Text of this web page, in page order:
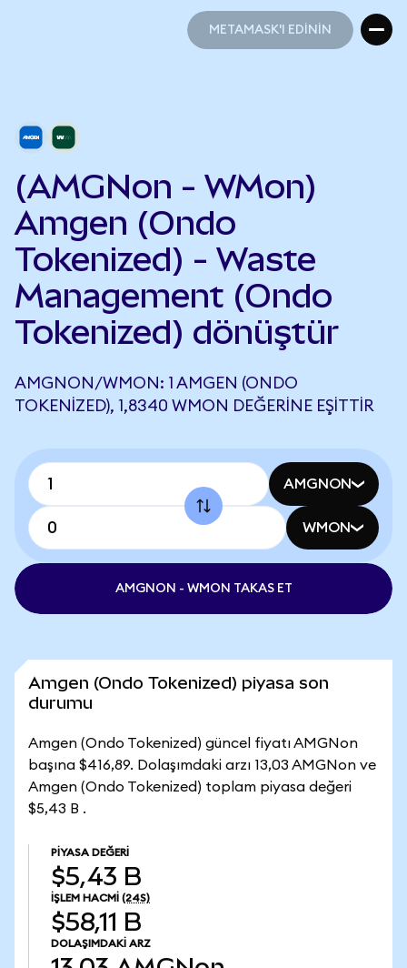
METAMASK'I EDİNİN
(AMGNon - WMon)
Amgen (Ondo
Tokenized) - Waste
Management (Ondo
Tokenized) dönüştür
AMGNON/WMON: 1 AMGEN (ONDO
TOKENIZED), 1,8340 WMON DEĞERINE EŞITTIR
AMGNON
WMON
AMGNON - WMON TAKAS ET
Amgen (Ondo Tokenized) piyasa son
durumu
Amgen (Ondo Tokenized) güncel fiyatı AMGNon
başına $416,89. Dolaşımdaki arzı 13,03 AMGNon ve
Amgen (Ondo Tokenized) toplam piyasa değeri
$5,43 B .
PIYASA DEĞERI
$5,43 B
İŞLEM HACMI (24S)
$58,11 B
DOLAŞIMDAKI ARZ